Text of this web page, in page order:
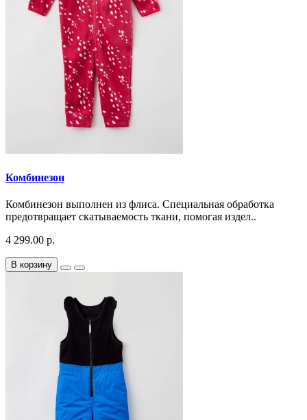
Комбинезон
Комбинезон выполнен из флиса. Специальная обработка
предотвращает скатываемость ткани, помогая издел..
4 299.00 р.
В корзину